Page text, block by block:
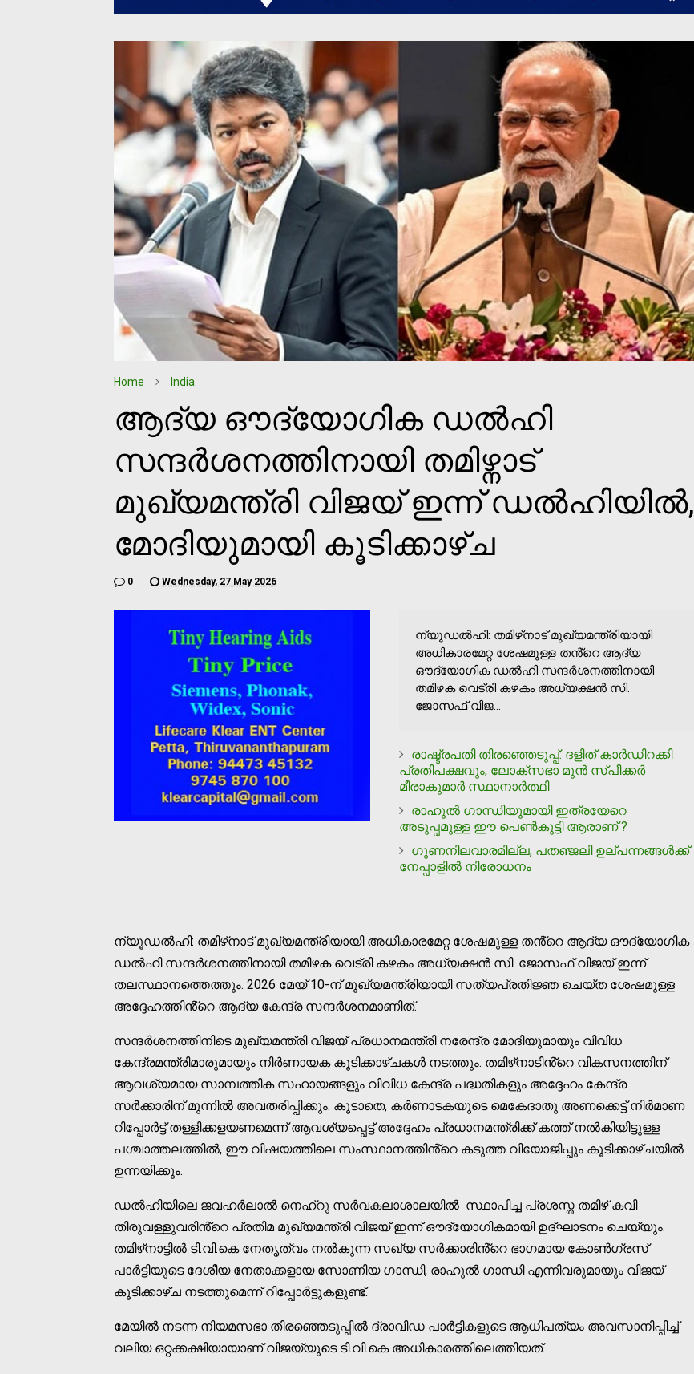
Home India
ആദ്യ ഔദ്യോഗിക ഡൽഹി
സന്ദർശനത്തിനായി തമിഴ്നാട്
മുഖ്യമന്ത്രി വിജയ് ഇന്ന് ഡൽഹിയിൽ,
മോദിയുമായി കൂടിക്കാഴ്ച
0 Wednesday, 27 May 2026
ന്യൂഡൽഹി: തമിഴ്‌നാട് മുഖ്യമന്ത്രിയായി
അധികാരമേറ്റ ശേഷമുള്ള തൻ്റെ ആദ്യ
ഔദ്യോഗിക ഡൽഹി സന്ദർശനത്തിനായി
തമിഴക വെട്രി കഴകം അധ്യക്ഷൻ സി.
ജോസഫ് വിജ...
രാഷ്ട്രപതി തിരഞ്ഞെടുപ്പ്: ദളിത് കാര്‍ഡിറക്കി
പ്രതിപക്ഷവും, ലോക്‌സഭാ മുന്‍ സ്പീക്കര്‍
മീരാകുമാര്‍ സ്ഥാനാര്‍ത്ഥി
രാഹുല്‍ ഗാന്ധിയുമായി ഇത്രയേറെ
അടുപ്പമുള്ള ഈ പെണ്‍കുട്ടി ആരാണ് ?
ഗുണനിലവാരമില്ല, പതഞ്ജലി ഉല്പന്നങ്ങള്‍ക്ക്
നേപ്പാളില്‍ നിരോധനം
ന്യൂഡൽഹി: തമിഴ്‌നാട് മുഖ്യമന്ത്രിയായി അധികാരമേറ്റ ശേഷമുള്ള തൻ്റെ ആദ്യ ഔദ്യോഗിക
ഡൽഹി സന്ദർശനത്തിനായി തമിഴക വെട്രി കഴകം അധ്യക്ഷൻ സി. ജോസഫ് വിജയ് ഇന്ന്
തലസ്ഥാനത്തെത്തും. 2026 മേയ് 10-ന് മുഖ്യമന്ത്രിയായി സത്യപ്രതിജ്ഞ ചെയ്ത ശേഷമുള്ള
അദ്ദേഹത്തിൻ്റെ ആദ്യ കേന്ദ്ര സന്ദർശനമാണിത്.
സന്ദർശനത്തിനിടെ മുഖ്യമന്ത്രി വിജയ് പ്രധാനമന്ത്രി നരേന്ദ്ര മോദിയുമായും വിവിധ
കേന്ദ്രമന്ത്രിമാരുമായും നിർണായക കൂടിക്കാഴ്ചകൾ നടത്തും. തമിഴ്‌നാടിൻ്റെ വികസനത്തിന്
ആവശ്യമായ സാമ്പത്തിക സഹായങ്ങളും വിവിധ കേന്ദ്ര പദ്ധതികളും അദ്ദേഹം കേന്ദ്ര
സർക്കാരിന് മുന്നിൽ അവതരിപ്പിക്കും. കൂടാതെ, കർണാടകയുടെ മെകേദാതു അണക്കെട്ട് നിർമാണ
റിപ്പോർട്ട് തള്ളിക്കളയണമെന്ന് ആവശ്യപ്പെട്ട് അദ്ദേഹം പ്രധാനമന്ത്രിക്ക് കത്ത് നൽകിയിട്ടുള്ള
പശ്ചാത്തലത്തിൽ, ഈ വിഷയത്തിലെ സംസ്ഥാനത്തിൻ്റെ കടുത്ത വിയോജിപ്പും കൂടിക്കാഴ്ചയിൽ
ഉന്നയിക്കും.
ഡൽഹിയിലെ ജവഹർലാൽ നെഹ്റു സർവകലാശാലയിൽ സ്ഥാപിച്ച പ്രശസ്ത തമിഴ് കവി
തിരുവള്ളുവരിൻ്റെ പ്രതിമ മുഖ്യമന്ത്രി വിജയ് ഇന്ന് ഔദ്യോഗികമായി ഉദ്ഘാടനം ചെയ്യും.
തമിഴ്‌നാട്ടിൽ ടി.വി.കെ നേതൃത്വം നൽകുന്ന സഖ്യ സർക്കാരിൻ്റെ ഭാഗമായ കോൺഗ്രസ്
പാർട്ടിയുടെ ദേശീയ നേതാക്കളായ സോണിയ ഗാന്ധി, രാഹുൽ ഗാന്ധി എന്നിവരുമായും വിജയ്
കൂടിക്കാഴ്ച നടത്തുമെന്ന് റിപ്പോർട്ടുകളുണ്ട്.
മേയിൽ നടന്ന നിയമസഭാ തിരഞ്ഞെടുപ്പിൽ ദ്രാവിഡ പാർട്ടികളുടെ ആധിപത്യം അവസാനിപ്പിച്ച്
വലിയ ഒറ്റക്കക്ഷിയായാണ് വിജയ്‌യുടെ ടി.വി.കെ അധികാരത്തിലെത്തിയത്.